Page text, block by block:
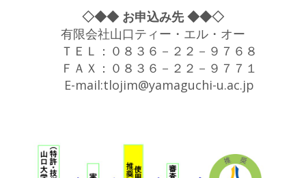
◇◆◆ お申込み先 ◆◆◇
有限会社山口ティー・エル・オー
ＴＥＬ：０８３６－２２－９７６８
ＦＡＸ：０８３６－２２－９７７１
E-mail:tlojim@yamaguchi-u.ac.jp